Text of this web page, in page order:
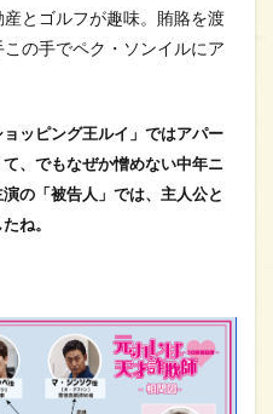
とゴルフが趣味。賄賂を渡
の手でペク・ソンイルにア
ッピング王ルイ」ではアパー
、でもなぜか憎めない中年ニ
の「被告人」では、主人公と
ね。